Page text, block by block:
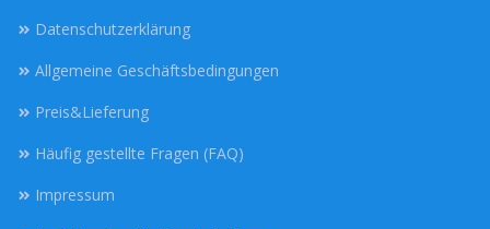
Datenschutzerklärung
Allgemeine Geschäftsbedingungen
Preis&Lieferung
Häufig gestellte Fragen (FAQ)
Impressum